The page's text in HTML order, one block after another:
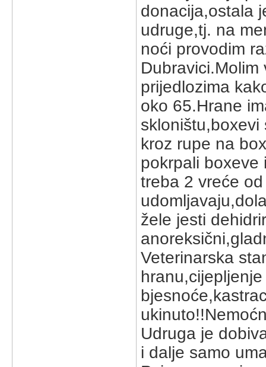
donacija,ostala
udruge,tj. na
noći provodim
prijedlozima
oko 65.Hrane
kroz rupe na
pokrpali boxeve
treba 2 vreće
žele jesti
Veterinarska
Udruga je
i dalje samo